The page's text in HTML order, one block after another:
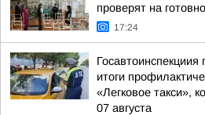
проверят на
17:24
итоги
«Легковое такси»,
07 августа